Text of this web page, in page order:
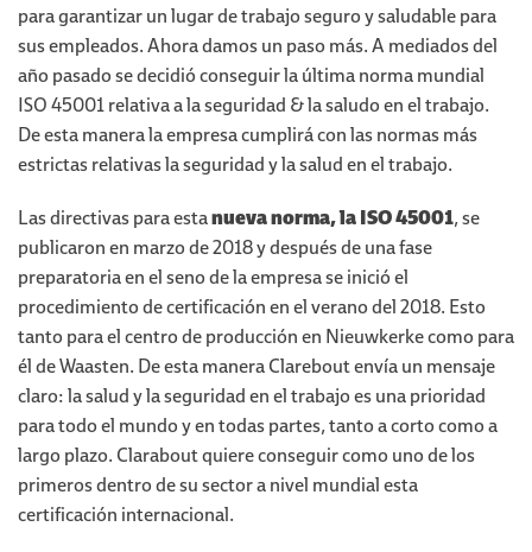
para garantizar un lugar de trabajo seguro y saludable para
sus empleados. Ahora damos un paso más. A mediados del
año pasado se decidió conseguir la última norma mundial
ISO 45001 relativa a la seguridad & la saludo en el trabajo.
De esta manera la empresa cumplirá con las normas más
estrictas relativas la seguridad y la salud en el trabajo.
Las directivas para estanueva norma, la ISO 45001, se
publicaron en marzo de 2018 y después de una fase
preparatoria en el seno de la empresa se inició el
procedimiento de certificación en el verano del 2018. Esto
tanto para el centro de producción en Nieuwkerke como para
él de Waasten. De esta manera Clarebout envía un mensaje
claro: la salud y la seguridad en el trabajo es una prioridad
para todo el mundo y en todas partes, tanto a corto como a
largo plazo. Clarabout quiere conseguir como uno de los
primeros dentro de su sector a nivel mundial esta
certificación internacional.